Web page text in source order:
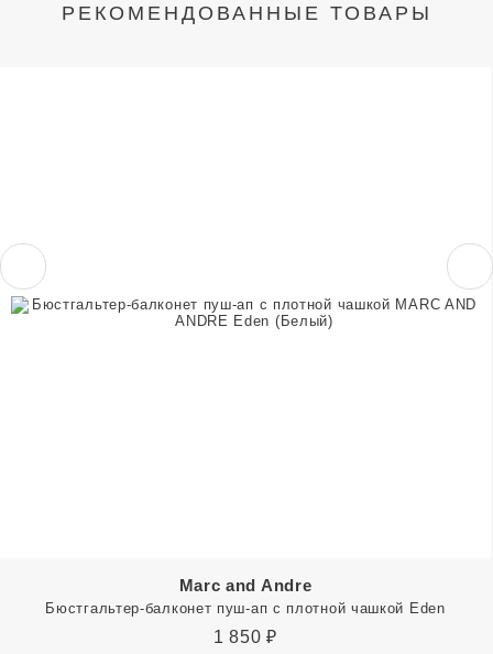
РЕКОМЕНДОВАННЫЕ ТОВАРЫ
Marc and Andre
Бюстгальтер-балконет пуш-ап с плотной чашкой Eden
1 850 ₽